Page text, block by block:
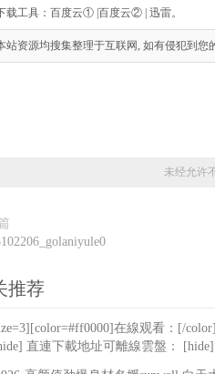
载工具：百度云① |百度云② | 迅雷。
资源均搜集整理于互联网, 如有侵犯到您
未经允许
推荐
在線观看：[/
直連下載地址可離線雲盤：